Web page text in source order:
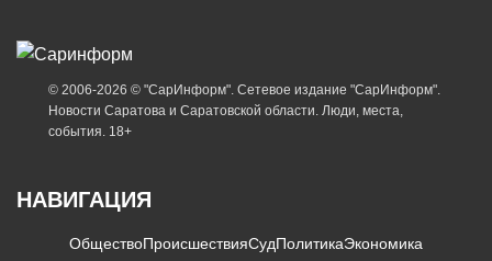
© 2006-2026 © "СарИнформ". Сетевое издание "СарИнформ".
Новости Саратова и Саратовской области. Люди, места,
события. 18+
НАВИГАЦИЯ
ОбществоПроисшествияСудПолитикаЭкономика